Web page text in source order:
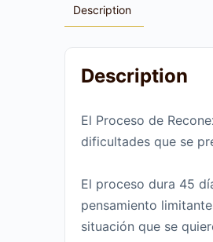
Description
Description
El Proceso de
dificultades que se
El proceso dura 45
pensamiento
situación que se